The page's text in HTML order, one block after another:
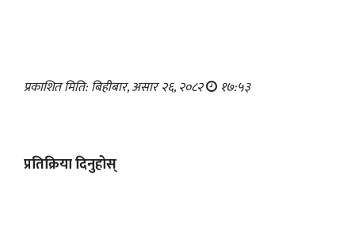
प्रकाशित मिति: बिहीबार, असार २६, २०८२ १७:५३
प्रतिक्रिया दिनुहोस्